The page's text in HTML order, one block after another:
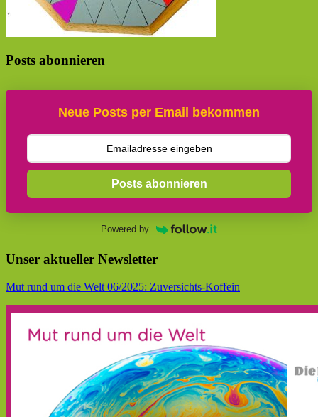
Posts abonnieren
Neue Posts per Email bekommen
Posts abonnieren
Powered by
Unser aktueller Newsletter
Mut rund um die Welt 06/2025: Zuversichts-Koffein